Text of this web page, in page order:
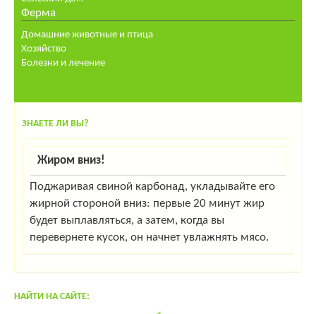
Ферма
Домашние животные и птица
Хозяйство
Болезни и лечение
ЗНАЕТЕ ЛИ ВЫ?
Жиром вниз!
Поджаривая свиной карбонад, укладывайте его
жирной стороной вниз: первые 20 минут жир
будет выплавляться, а затем, когда вы
перевернете кусок, он начнет увлажнять мясо.
НАЙТИ НА САЙТЕ: